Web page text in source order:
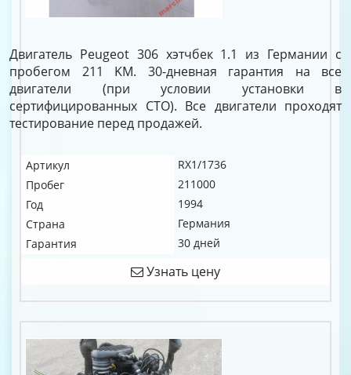
Двигатель Peugeot 306 хэтчбек 1.1 из Германии с
пробегом 211 KM. 30-дневная гарантия на все
двигатели (при условии установки в
сертифицированных СТО). Все двигатели проходят
тестирование перед продажей.
Артикул
RX1/1736
Пробег
211000
Год
1994
Страна
Германия
Гарантия
30 дней
Узнать цену